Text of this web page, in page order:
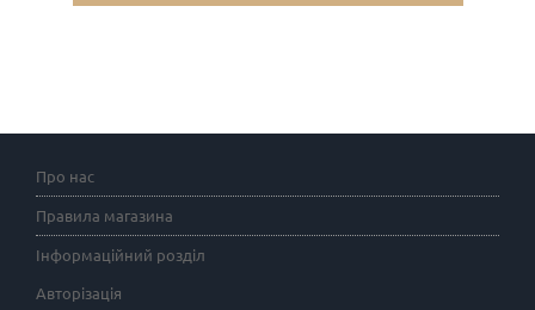
Про нас
Правила магазина
Інформаційний розділ
Авторізація